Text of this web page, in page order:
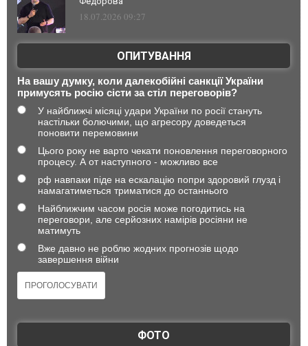
18.07.2026 09:27
ОПИТУВАННЯ
На вашу думку, коли далекобійні санкції України
примусять росію сісти за стіл переговорів?
У найближчі місяці удари України по росії стануть
настільки болючими, що агресору доведеться
поновити перемовини
Цього року не варто чекати поновлення переговорного
процесу. А от наступного - можливо все
рф навпаки піде на ескалацію попри здоровий глузд і
намагатиметься триматися до останнього
Найближчим часом росія може погодитись на
переговори, але серйозних намірів росіяни не
матимуть
Вже давно не роблю жодних прогнозів щодо
завершення війни
ФОТО